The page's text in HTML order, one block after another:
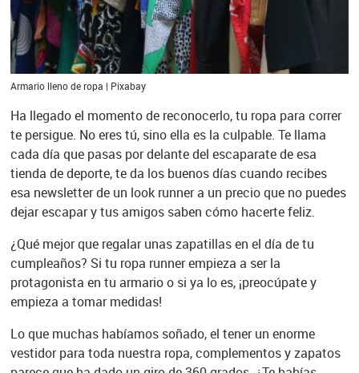
Armario lleno de ropa | Pixabay
Ha llegado el momento de reconocerlo, tu ropa para correr
te persigue. No eres tú, sino ella es la culpable. Te llama
cada día que pasas por delante del escaparate de esa
tienda de deporte, te da los buenos días cuando recibes
esa newsletter de un look runner a un precio que no puedes
dejar escapar y tus amigos saben cómo hacerte feliz.
¿Qué mejor que regalar unas zapatillas en el día de tu
cumpleaños? Si tu ropa runner empieza a ser la
protagonista en tu armario o si ya lo es, ¡preocúpate y
empieza a tomar medidas!
Lo que muchas habíamos soñado, el tener un enorme
vestidor para toda nuestra ropa, complementos y zapatos